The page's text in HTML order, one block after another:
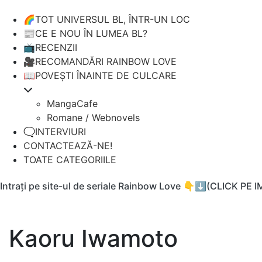
🌈TOT UNIVERSUL BL, ÎNTR-UN LOC
📰CE E NOU ÎN LUMEA BL?
📺RECENZII
🎥RECOMANDĂRI RAINBOW LOVE
📖POVEȘTI ÎNAINTE DE CULCARE
MangaCafe
Romane / Webnovels
🗨️INTERVIURI
CONTACTEAZĂ-NE!
TOATE CATEGORIILE
Intrați pe site-ul de seriale Rainbow Love 👇⬇️(CLICK PE
Kaoru Iwamoto